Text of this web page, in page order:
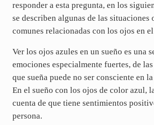
responder a esta pregunta, en los
se describen algunas de las situaciones
comunes relacionadas con los ojos en
Ver los ojos azules en un sueño es una
emociones especialmente fuertes, de
que sueña puede no ser consciente en
En el sueño con los ojos de color azul,
cuenta de que tiene sentimientos
persona.